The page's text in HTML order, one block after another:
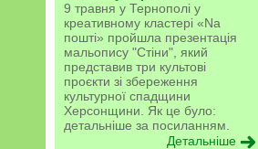
9 травня у Тернополі у
креативному кластері «Na
пошті» пройшла презентація
мальопису "Стіни", який
представив три культові
проєкти зі збереження
культурної спадщини
Херсонщини. Як це було:
детальніше за посиланням.
Детальніше